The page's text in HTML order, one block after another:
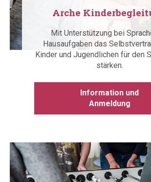
Arche
Mit Unterstützung bei
Hausaufgaben das
Kinder und Jugendlichen für den
stärken.
Information und
Anmeldung